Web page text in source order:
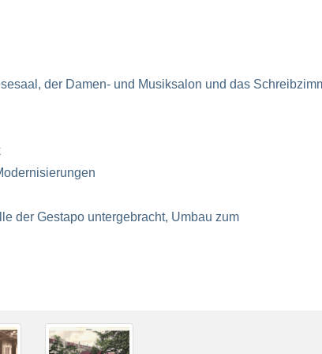
der Damen- und Musiksalon und das
der Gestapo untergebracht, Umbau zum